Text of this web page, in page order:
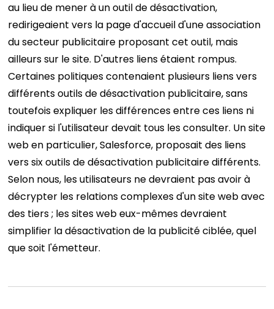
au lieu de mener à un outil de désactivation,
redirigeaient vers la page d'accueil d'une association
du secteur publicitaire proposant cet outil, mais
ailleurs sur le site. D'autres liens étaient rompus.
Certaines politiques contenaient plusieurs liens vers
différents outils de désactivation publicitaire, sans
toutefois expliquer les différences entre ces liens ni
indiquer si l'utilisateur devait tous les consulter. Un site
web en particulier, Salesforce, proposait des liens
vers six outils de désactivation publicitaire différents.
Selon nous, les utilisateurs ne devraient pas avoir à
décrypter les relations complexes d'un site web avec
des tiers ; les sites web eux-mêmes devraient
simplifier la désactivation de la publicité ciblée, quel
que soit l'émetteur.